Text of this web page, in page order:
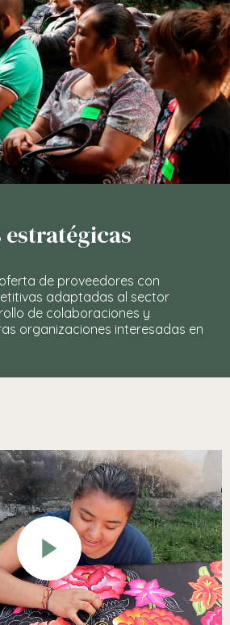
estratégicas
de proveedores con
adaptadas al sector
de colaboraciones y
organizaciones interesadas en